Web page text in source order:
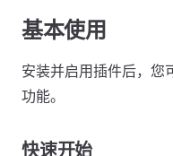
基本使用
安装并启用插件后，您
功能。
快速开始